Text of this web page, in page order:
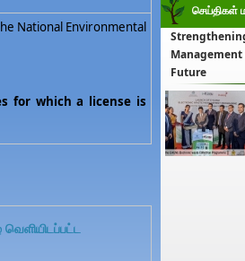
National Environmental
for which a license is
செய்திகள்
Future